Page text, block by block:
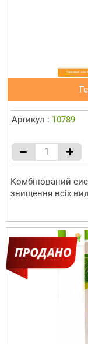
Артикул : 10789
Комбінований
знищення всіх